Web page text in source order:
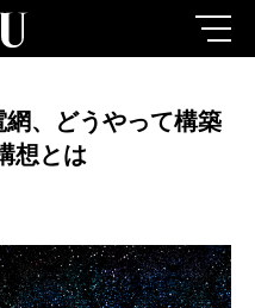
、どうやって構築
想とは